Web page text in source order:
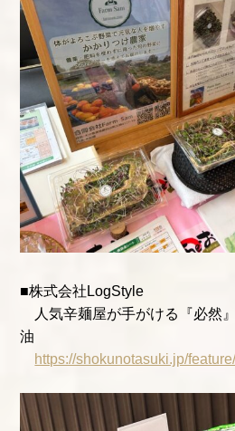
■株式会社LogStyle
人気辛麺屋が手がける『必然
油
https://shokunotasuki.jp/